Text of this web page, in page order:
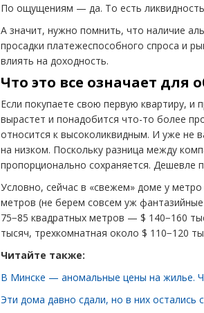
По ощущениям — да. То есть
А значит, нужно помнить, что наличие
просадки платежеспособного спроса и
влиять на доходность.
Что это все означает для
Если покупаете свою первую квартиру, и
вырастет и понадобится что-то более
относится к высоколиквидным. И уже не
на низком. Поскольку разница между
пропорционально сохраняется.
Условно, сейчас в «свежем» доме у
метров (не берем совсем уж
75−85 квадратных метров — $ 140−160
тысяч, трехкомнатная около $ 110−120
Читайте также:
В Минске — аномальные цены на жилье.
Эти дома давно сдали, но в них